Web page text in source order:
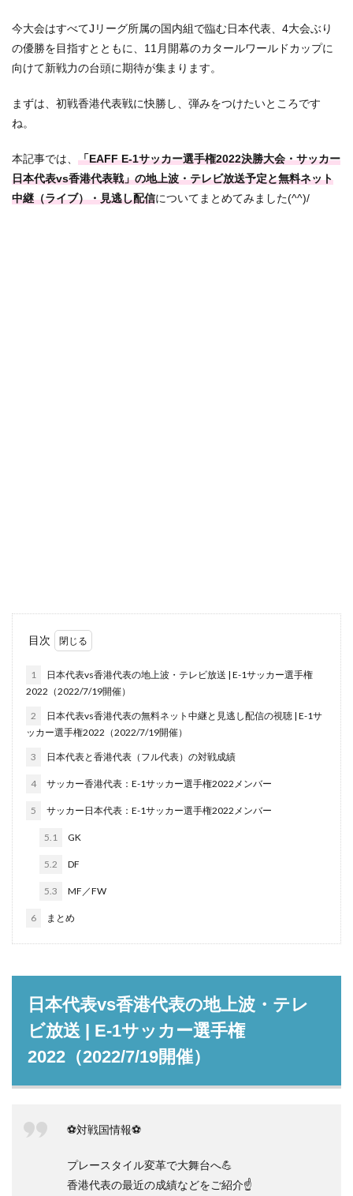
今大会はすべてJリーグ所属の国内組で臨む日本代表、4大会ぶり
の優勝を目指すとともに、11月開幕のカタールワールドカップに
向けて新戦力の台頭に期待が集まります。
まずは、初戦香港代表戦に快勝し、弾みをつけたいところです
ね。
本記事では、 「EAFF E-1サッカー選手権2022決勝大会・サッカー
日本代表vs香港代表戦」の地上波・テレビ放送予定と無料ネット
中継（ライブ）・見逃し配信についてまとめてみました(^^)/
目次
1
日本代表vs香港代表の地上波・テレビ放送 | E-1サッカー選手権
2022（2022/7/19開催）
2
日本代表vs香港代表の無料ネット中継と見逃し配信の視聴 | E-1サ
ッカー選手権2022（2022/7/19開催）
3 日本代表と香港代表（フル代表）の対戦成績
4 サッカー香港代表：E-1サッカー選手権2022メンバー
5 サッカー日本代表：E-1サッカー選手権2022メンバー
5.1 GK
5.2 DF
5.3 MF／FW
6 まとめ
日本代表vs香港代表の地上波・テレ
ビ放送 | E-1サッカー選手権
2022（2022/7/19開催）
⚽️対戦国情報⚽️
プレースタイル変革で大舞台へ💪
香港代表の最近の成績などをご紹介☝️